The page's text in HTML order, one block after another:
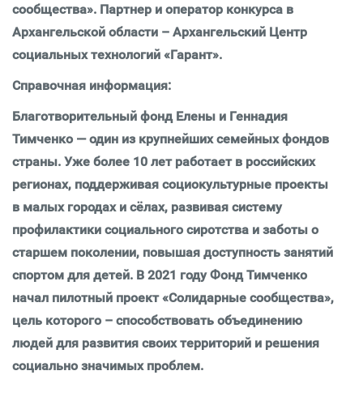
сообщества». Партнер и оператор конкурса в
Архангельской области – Архангельский Центр
социальных технологий «Гарант».
Справочная информация:
Благотворительный фонд Елены и Геннадия
Тимченко — один из крупнейших семейных фондов
страны. Уже более 10 лет работает в российских
регионах, поддерживая социокультурные проекты
в малых городах и сёлах, развивая систему
профилактики социального сиротства и заботы о
старшем поколении, повышая доступность занятий
спортом для детей. В 2021 году Фонд Тимченко
начал пилотный проект «Солидарные сообщества»,
цель которого – способствовать объединению
людей для развития своих территорий и решения
социально значимых проблем.